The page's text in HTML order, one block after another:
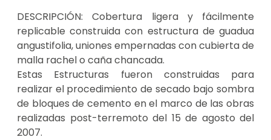
DESCRIPCIÓN: Cobertura ligera y fácilmente
replicable construida con estructura de guadua
angustifolia, uniones empernadas con cubierta de
malla rachel o caña chancada.
Estas Estructuras fueron construidas para
realizar el procedimiento de secado bajo sombra
de bloques de cemento en el marco de las obras
realizadas post-terremoto del 15 de agosto del
2007.